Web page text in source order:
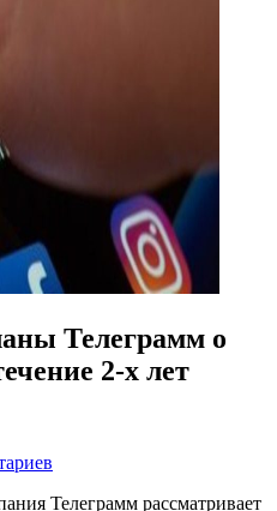
Телеграмм о
2-х лет
Телеграмм рассматривает